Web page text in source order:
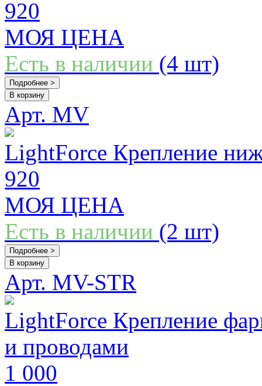
920
МОЯ ЦЕНА
Есть в наличии (4 шт)
Подробнее >
В корзину
Арт. MV
LightForce Крепление
920
МОЯ ЦЕНА
Есть в наличии (2 шт)
Подробнее >
В корзину
Арт. MV-STR
LightForce Крепление
и проводами
1 000